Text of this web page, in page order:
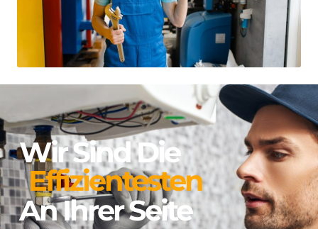
Wir Sind Die
Effizientesten
An Ihrer Seite